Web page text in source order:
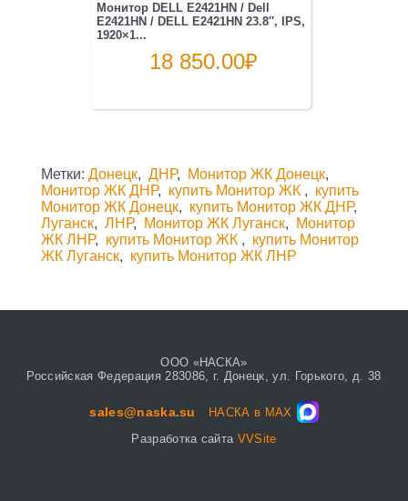
Монитор DELL E2421HN / Dell
E2421HN / DELL E2421HN 23.8″, IPS,
1920×1...
18 850.00₽
Метки: Донецк, ДНР, Монитор ЖК Донецк,
Монитор ЖК ДНР, купить Монитор ЖК , купить
Монитор ЖК Донецк, купить Монитор ЖК ДНР,
Луганск, ЛНР, Монитор ЖК Луганск,
Монитор
ЖК ЛНР, купить Монитор ЖК , купить Монитор
ЖК Луганск, купить Монитор ЖК ЛНР
ООО «НАСКА»
Российская Федерация 283086, г. Донецк, ул. Горького, д. 38
sales@naska.su
НАСКА в MAX
Разработка сайта VVSite